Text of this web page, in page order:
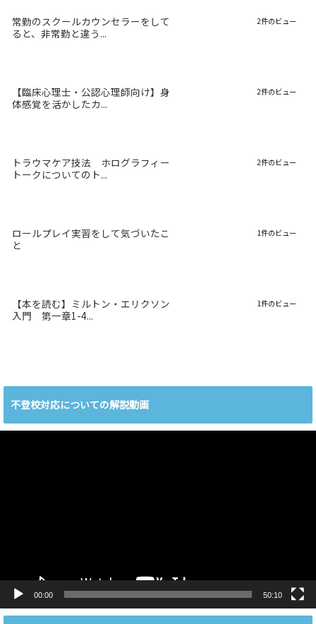
常勤のスクールカウンセラーをして
ると、非常勤と違う...
2件のビュー
【臨床心理士・公認心理師向け】身
体感覚を活かしたカ...
2件のビュー
トラウマケア技法 ホログラフィー
トークについてのト...
2件のビュー
ロールプレイ実習をして気づいたこ
と
1件のビュー
【本を読む】ミルトン・エリクソン
入門 第一章1-4...
1件のビュー
不登校対応についての解説動画
00:00 50:10